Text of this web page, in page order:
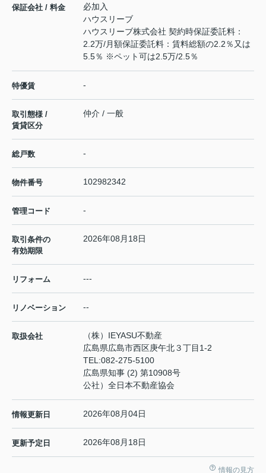
保証会社 / 料金
必加入
ハウスリーブ
ハウスリーブ株式会社 契約時保証委託料：
2.2万/月額保証委託料：賃料総額の2.2％又は
5.5％ ※ペット可は2.5万/2.5％
特優賃 -
取引態様 /
賃貸区分
仲介 / 一般
総戸数 -
物件番号 102982342
管理コード -
取引条件の
有効期限
2026年08月18日
リフォーム ---
リノベーション --
取扱会社
（株）IEYASU不動産
広島県広島市西区庚午北３丁目1-2
TEL:082-275-5100
広島県知事 (2) 第10908号
公社）全日本不動産協会
情報更新日 2026年08月04日
更新予定日 2026年08月18日
情報の見方